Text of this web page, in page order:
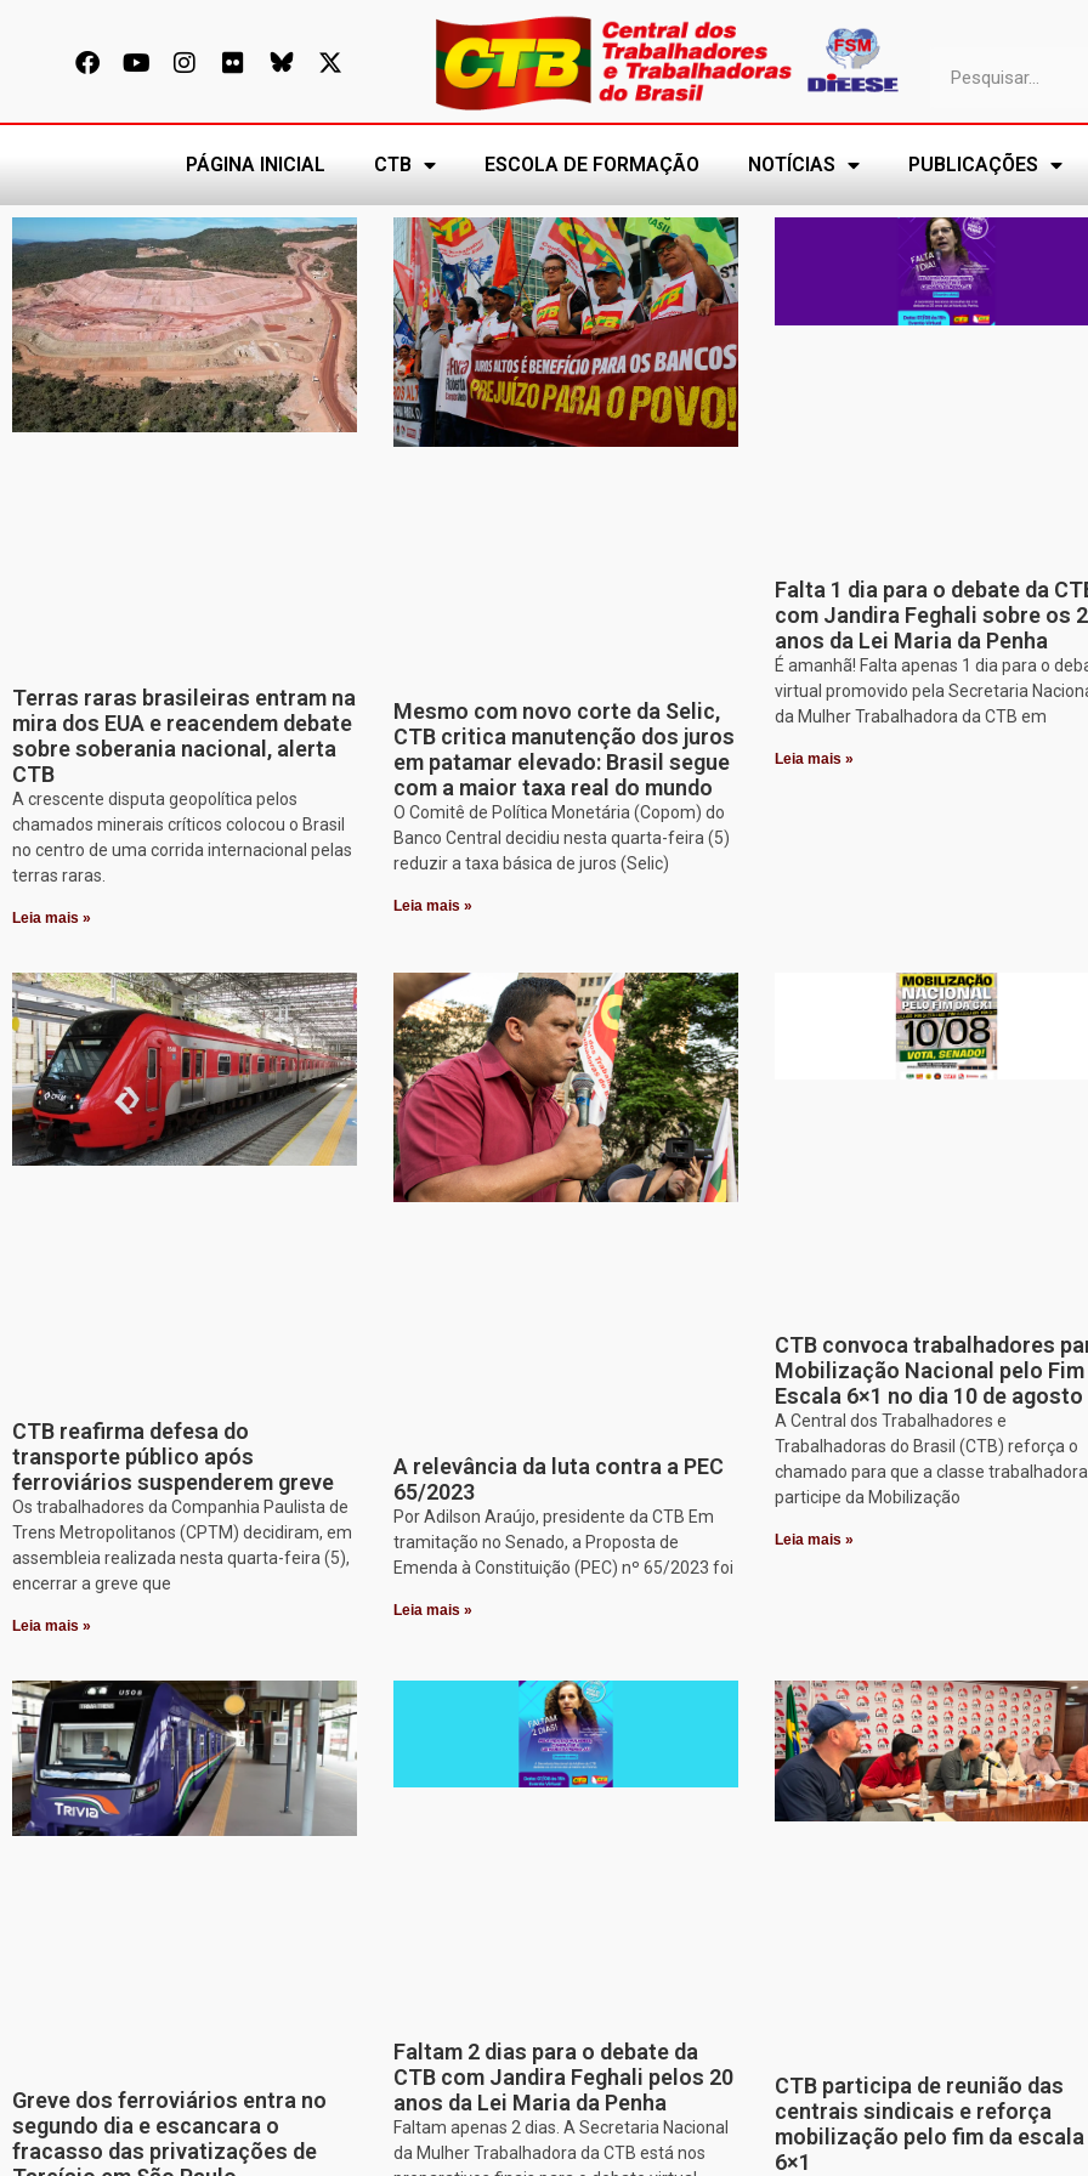
PÁGINA INICIAL CTB ESCOLA DE FORMAÇÃO NOTÍCIAS PUBLICAÇÕES
Terras raras brasileiras entram na
mira dos EUA e reacendem debate
sobre soberania nacional, alerta
CTB
A crescente disputa geopolítica pelos
chamados minerais críticos colocou o Brasil
no centro de uma corrida internacional pelas
terras raras.
Leia mais »
Mesmo com novo corte da Selic,
CTB critica manutenção dos juros
em patamar elevado: Brasil segue
com a maior taxa real do mundo
O Comitê de Política Monetária (Copom) do
Banco Central decidiu nesta quarta-feira (5)
reduzir a taxa básica de juros (Selic)
Leia mais »
Falta 1 dia para o debate da
com Jandira Feghali sobre os
anos da Lei Maria da Penha
É amanhã! Falta apenas 1 dia para o
virtual promovido pela Secretaria
da Mulher Trabalhadora da CTB em
Leia mais »
CTB reafirma defesa do
transporte público após
ferroviários suspenderem greve
Os trabalhadores da Companhia Paulista de
Trens Metropolitanos (CPTM) decidiram, em
assembleia realizada nesta quarta-feira (5),
encerrar a greve que
Leia mais »
A relevância da luta contra a PEC
65/2023
Por Adilson Araújo, presidente da CTB Em
tramitação no Senado, a Proposta de
Emenda à Constituição (PEC) nº 65/2023 foi
Leia mais »
CTB convoca trabalhadores
Mobilização Nacional pelo Fim
Escala 6×1 no dia 10 de agosto
A Central dos Trabalhadores e
Trabalhadoras do Brasil (CTB) reforça o
chamado para que a classe trabalhadora
participe da Mobilização
Leia mais »
Greve dos ferroviários entra no
segundo dia e escancara o
fracasso das privatizações de
Faltam 2 dias para o debate da
CTB com Jandira Feghali pelos 20
anos da Lei Maria da Penha
Faltam apenas 2 dias. A Secretaria Nacional
da Mulher Trabalhadora da CTB está nos
CTB participa de reunião das
centrais sindicais e reforça
mobilização pelo fim da escala
6×1